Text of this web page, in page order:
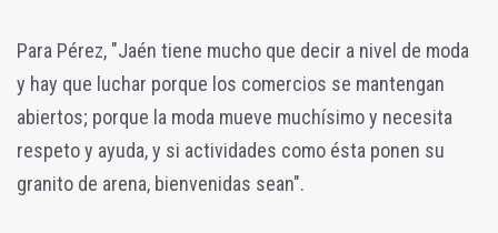
Para Pérez, "Jaén tiene mucho que decir a nivel de moda
y hay que luchar porque los comercios se mantengan
abiertos; porque la moda mueve muchísimo y necesita
respeto y ayuda, y si actividades como ésta ponen su
granito de arena, bienvenidas sean".